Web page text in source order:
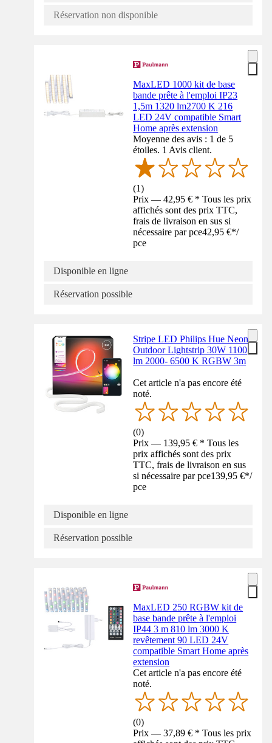
Réservation non disponible
MaxLED 1000 kit de base
bande prête à l'emploi IP23
1,5m 1320 lm2700 K 216
LED 24V compatible Smart
Home après extension
Moyenne des avis : 1 de 5
étoiles. 1 Avis client.
(1)
Prix — 42,95 € * Tous les prix
affichés sont des prix TTC,
frais de livraison en sus si
nécessaire par pce42,95 €*/
pce
Disponible en ligne
Réservation possible
Stripe LED Philips Hue Neon
Outdoor Lightstrip 30W 1100
lm 2000- 6500 K RGBW 3m
Cet article n'a pas encore été
noté.
(0)
Prix — 139,95 € * Tous les
prix affichés sont des prix
TTC, frais de livraison en sus
si nécessaire par pce139,95 €*/
pce
Disponible en ligne
Réservation possible
MaxLED 250 RGBW kit de
base bande prête à l'emploi
IP44 3 m 810 lm 3000 K
revêtement 90 LED 24V
compatible Smart Home après
extension
Cet article n'a pas encore été
noté.
(0)
Prix — 37,89 € * Tous les prix